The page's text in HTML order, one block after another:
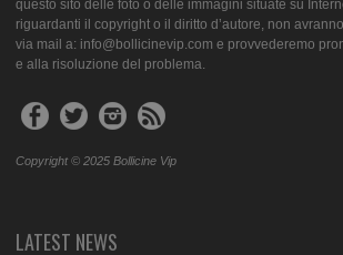
questo sito delle foto o delle immagini situate su
riguardanti il copyright o il diritto d’autore, non
via mail a: info@bollicinevip.com e provvederemo
e alla risoluzione del problema.
Copyright © 2025 Bollicine Vip
LATEST NEWS